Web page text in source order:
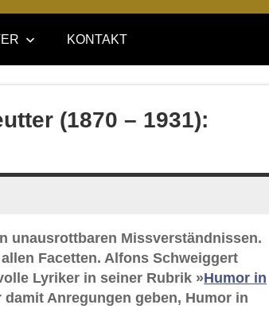
KONTAKT
(1870 – 1931):
unausrottbaren Missverständnissen.
Facetten. Alfons Schweiggert
Lyriker in seiner Rubrik »Humor in
Anregungen geben, Humor in